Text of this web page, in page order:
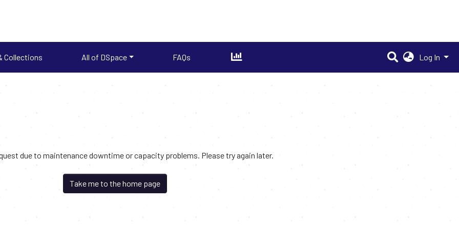
Collections All of DSpace FAQs Log In
due to maintenance downtime or capacity problems. Please try again later.
Take me to the home page